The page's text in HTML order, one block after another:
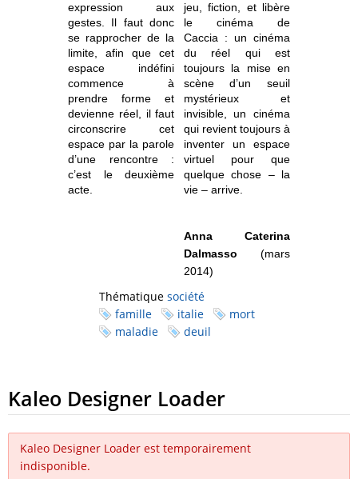
expression aux
gestes. Il faut donc
se rapprocher de la
limite, afin que cet
espace indéfini
commence à
prendre forme et
devienne réel, il faut
circonscrire cet
espace par la parole
d’une rencontre :
c’est le deuxième
acte.
jeu, fiction, et libère
le cinéma de
Caccia : un cinéma
du réel qui est
toujours la mise en
scène d’un seuil
mystérieux et
invisible, un cinéma
qui revient toujours à
inventer un espace
virtuel pour que
quelque chose – la
vie – arrive.
Anna Caterina
Dalmasso (mars
2014)
Thématique société
famille
italie
mort
maladie
deuil
Kaleo Designer Loader
Kaleo Designer Loader est temporairement
indisponible.